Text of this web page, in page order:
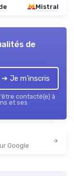
Mistral
de
➔ Je m'inscris
contacté(e) à
et ses
Google